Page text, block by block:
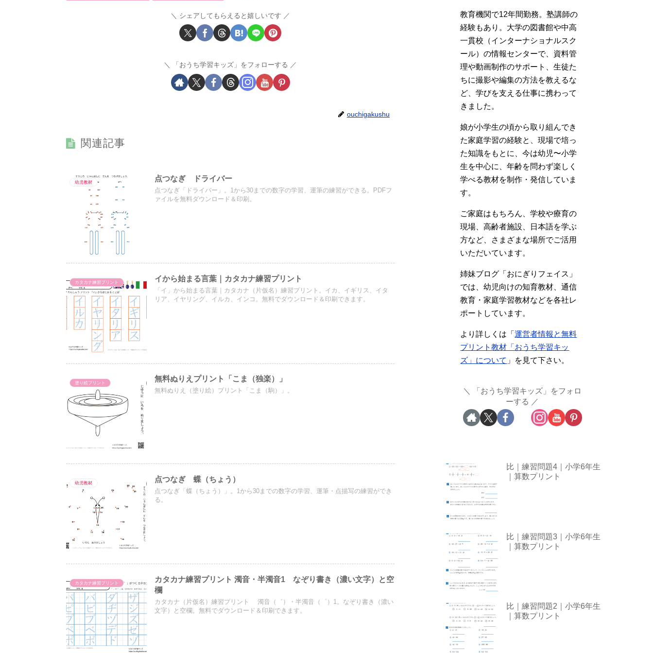
シェアしてもらえると嬉しいです
「おうち学習キッズ」をフォローする
ouchigakushu
関連記事
幼児教材 点つなぎ ドライバー
点つなぎ「ドライバー」。1から30までの数字の学習、運筆の練習ができる。PDFフ
ァイルを無料ダウンロード＆印刷。
カタカナ練習プリント イから始まる言葉｜カタカナ練習プリント
「イ」から始まる言葉｜カタカナ（片仮名）練習プリント。イカ、イギリス、イタ
リア、イヤリング、イルカ、インコ。無料でダウンロード＆印刷できます。
塗り絵プリント 無料ぬりえプリント「こま（独楽）」
無料ぬりえ（塗り絵）プリント「こま（駒）」。
幼児教材 点つなぎ 蝶（ちょう）
点つなぎ「蝶（ちょう）」。1から30までの数字の学習、運筆・点描写の練習ができ
る。
カタカナ練習プリント
カタカナ練習プリント 濁音・半濁音1 なぞり書き（濃い文字）と空
欄
カタカナ（片仮名）練習プリント 濁音（゛）・半濁音（゜）1。なぞり書き（濃い
文字）と空欄。無料でダウンロード＆印刷できます。
教育機関で12年間勤務。塾講師の
経験もあり。大学の図書館や中高
一貫校（インターナショナルスク
ール）の情報センターで、資料管
理や動画制作のサポート、生徒た
ちに撮影や編集の方法を教えるな
ど、学びを支える仕事に携わって
きました。
娘が小学生の頃から取り組んでき
た家庭学習の経験と、現場で培っ
た知識をもとに、今は幼児〜小学
生を中心に、年齢を問わず楽しく
学べる教材を制作・発信していま
す。
ご家庭はもちろん、学校や療育の
現場、高齢者施設、日本語を学ぶ
方など、さまざまな場所でご活用
いただいています。
姉妹ブログ「おにぎりフェイス」
では、幼児向けの知育教材、通信
教育・家庭学習教材などを各社レ
ポートしています。
より詳しくは「運営者情報と無料
プリント教材「おうち学習キッ
ズ」について 」を見て下さい。
「おうち学習キッズ」をフォロ
ーする
比｜練習問題4｜小学6年生
｜算数プリント
比｜練習問題3｜小学6年生
｜算数プリント
比｜練習問題2｜小学6年生
｜算数プリント